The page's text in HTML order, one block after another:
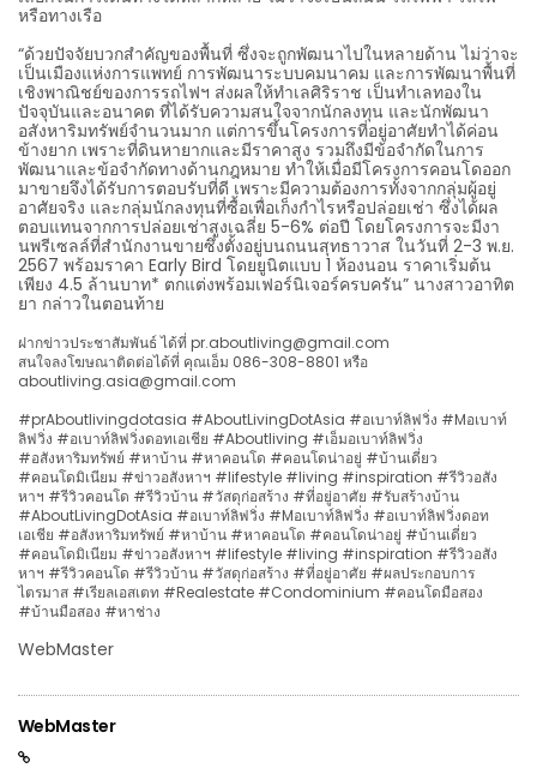
หรือทางเรือ
“ด้วยปัจจัยบวกสำคัญของพื้นที่ ซึ่งจะถูกพัฒนาไปในหลายด้าน ไม่ว่าจะ
เป็นเมืองแห่งการแพทย์ การพัฒนาระบบคมนาคม และการพัฒนาพื้นที่
เชิงพาณิชย์ของการรถไฟฯ ส่งผลให้ทำเลศิริราช เป็นทำเลทองใน
ปัจจุบันและอนาคต ที่ได้รับความสนใจจากนักลงทุน และนักพัฒนา
อสังหาริมทรัพย์จำนวนมาก แต่การขึ้นโครงการที่อยู่อาศัยทำได้ค่อน
ข้างยาก เพราะที่ดินหายากและมีราคาสูง รวมถึงมีข้อจำกัดในการ
พัฒนาและข้อจำกัดทางด้านกฎหมาย ทำให้เมื่อมีโครงการคอนโดออก
มาขายจึงได้รับการตอบรับที่ดี เพราะมีความต้องการทั้งจากกลุ่มผู้อยู่
อาศัยจริง และกลุ่มนักลงทุนที่ซื้อเพื่อเก็งกำไรหรือปล่อยเช่า ซึ่งได้ผล
ตอบแทนจากการปล่อยเช่าสูงเฉลี่ย 5-6% ต่อปี โดยโครงการจะมีงา
นพรีเซลล์ที่สำนักงานขายซึ่งตั้งอยู่บนถนนสุทธาวาส ในวันที่ 2-3 พ.ย.
2567 พร้อมราคา Early Bird โดยยูนิตแบบ 1 ห้องนอน ราคาเริ่มต้น
เพียง 4.5 ล้านบาท* ตกแต่งพร้อมเฟอร์นิเจอร์ครบครัน” นางสาวอาทิต
ยา กล่าวในตอนท้าย
ฝากข่าวประชาสัมพันธ์ ได้ที่ pr.aboutliving@gmail.com
สนใจลงโฆษณาติดต่อได้ที่ คุณเอ็ม 086-308-8801 หรือ
aboutliving.asia@gmail.com
#prAboutlivingdotasia #AboutLivingDotAsia #อเบาท์ลิฟวิ่ง #Mอเบาท์
ลิฟวิ่ง #อเบาท์ลิฟวิ่งดอทเอเชีย #Aboutliving #เอ็มอเบาท์ลิฟวิ่ง
#อสังหาริมทรัพย์ #หาบ้าน #หาคอนโด #คอนโดน่าอยู่ #บ้านเดี่ยว
#คอนโดมิเนียม #ข่าวอสังหาฯ #lifestyle #living #inspiration #รีวิวอสัง
หาฯ #รีวิวคอนโด #รีวิวบ้าน #วัสดุก่อสร้าง #ที่อยู่อาศัย #รับสร้างบ้าน
#AboutLivingDotAsia #อเบาท์ลิฟวิ่ง #Mอเบาท์ลิฟวิ่ง #อเบาท์ลิฟวิ่งดอท
เอเชีย #อสังหาริมทรัพย์ #หาบ้าน #หาคอนโด #คอนโดน่าอยู่ #บ้านเดี่ยว
#คอนโดมิเนียม #ข่าวอสังหาฯ #lifestyle #living #inspiration #รีวิวอสัง
หาฯ #รีวิวคอนโด #รีวิวบ้าน #วัสดุก่อสร้าง #ที่อยู่อาศัย #ผลประกอบการ
ไตรมาส #เรียลเอสเตท #Realestate #Condominium #คอนโดมือสอง
#บ้านมือสอง #หาช่าง
WebMaster
WebMaster